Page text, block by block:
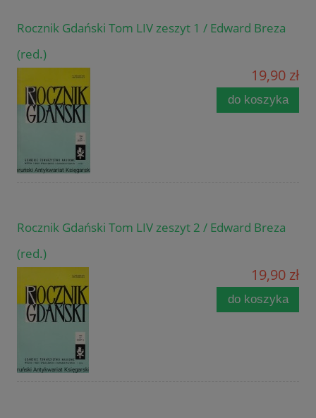
Rocznik Gdański Tom LIV zeszyt 1 / Edward Breza
(red.)
19,90 zł
do koszyka
Rocznik Gdański Tom LIV zeszyt 2 / Edward Breza
(red.)
19,90 zł
do koszyka